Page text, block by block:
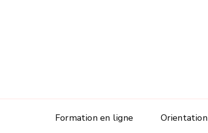
Formation en ligne Orientation